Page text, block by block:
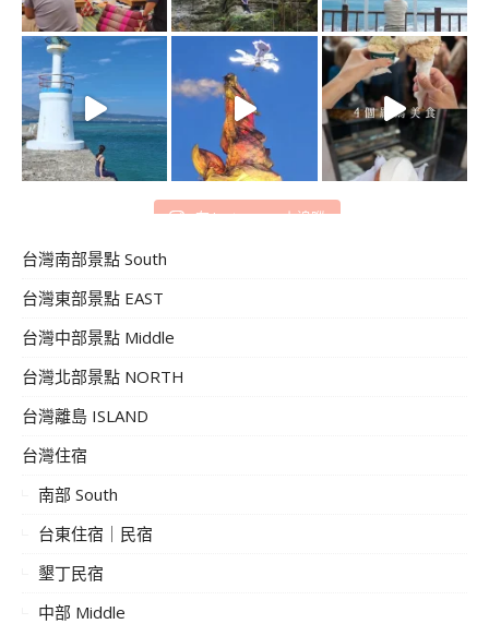
在 Instagram 上追蹤
台灣南部景點 South
台灣東部景點 EAST
台灣中部景點 Middle
台灣北部景點 NORTH
台灣離島 ISLAND
台灣住宿
南部 South
台東住宿｜民宿
墾丁民宿
中部 Middle